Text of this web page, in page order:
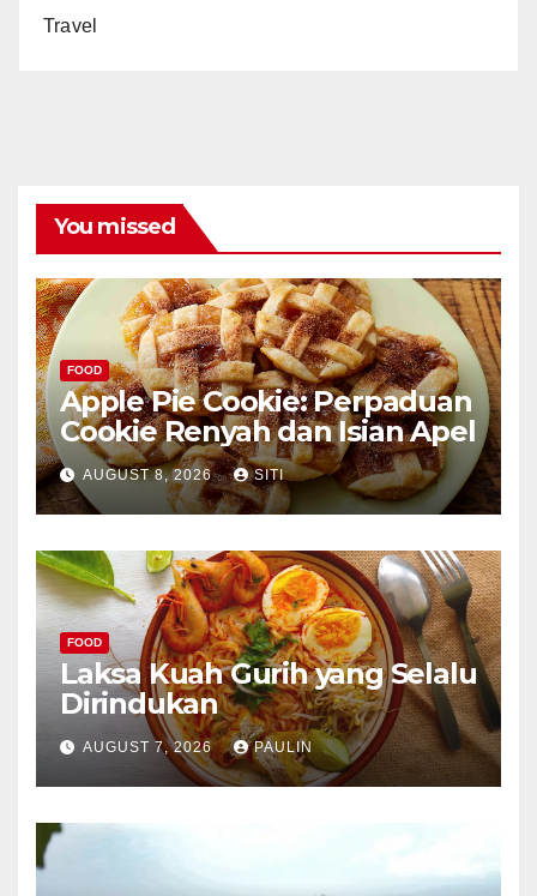
Travel
You missed
FOOD
Apple Pie Cookie: Perpaduan
Cookie Renyah dan Isian Apel
AUGUST 8, 2026 SITI
FOOD
Laksa Kuah Gurih yang Selalu
Dirindukan
AUGUST 7, 2026 PAULIN